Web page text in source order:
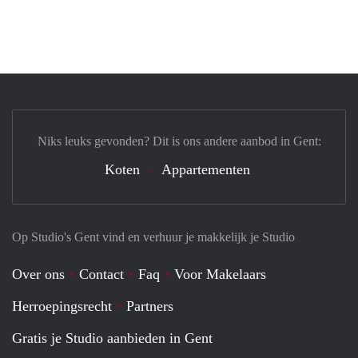
Op Studio's Gent vind en verhuur je makkelijk je Studio
Over ons Contact Faq
Voor Makelaars
Herroepingsrecht
Partners
Gratis je Studio aanbieden in Gent
Niks leuks gevonden? Dit is ons andere aanbod in Gent:
Koten Appartementen